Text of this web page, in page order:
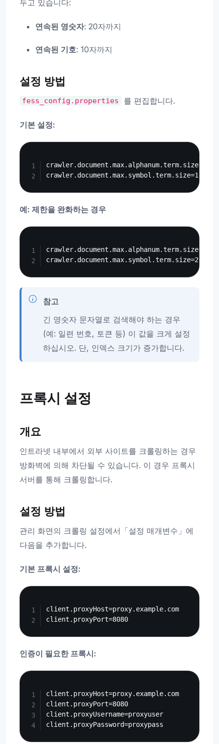
두고 있습니다:
연속된 영숫자: 20자까지
연속된 기호: 10자까지
설정 방법
fess_config.properties 를 편집합니다.
기본 설정:
crawler.document.max.alphanum.term.size=20
예: 제한을 완화하는 경우
crawler.document.max.alphanum.term.size=50
참고
긴 영숫자 문자열로 검색해야 하는 경우
(예: 일련 번호, 토큰 등) 이 값을 크게 설정
하십시오. 단, 인덱스 크기가 증가합니다.
프록시 설정
개요
인트라넷 내부에서 외부 사이트를 크롤링하는 경우
방화벽에 의해 차단될 수 있습니다. 이 경우 프록시
서버를 통해 크롤링합니다.
설정 방법
관리 화면의 크롤링 설정에서「설정 매개변수」에
다음을 추가합니다.
기본 프록시 설정:
client.proxyHost=proxy.example.com
인증이 필요한 프록시:
client.proxyHost=proxy.example.com
client.proxyPort=8080
client.proxyUsername=proxyuser